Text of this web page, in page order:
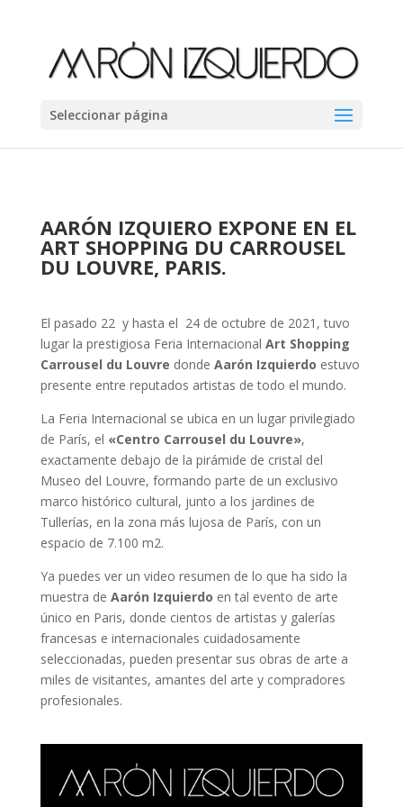
Seleccionar página
AARÓN IZQUIERO EXPONE EN EL
ART SHOPPING DU CARROUSEL
DU LOUVRE, PARIS.
El pasado 22 y hasta el 24 de octubre de 2021, tuvo
lugar la prestigiosa Feria Internacional Art Shopping
Carrousel du Louvre donde Aarón Izquierdo estuvo
presente entre reputados artistas de todo el mundo.
La Feria Internacional se ubica en un lugar privilegiado
de París, el «Centro Carrousel du Louvre»,
exactamente debajo de la pirámide de cristal del
Museo del Louvre, formando parte de un exclusivo
marco histórico cultural, junto a los jardines de
Tullerías, en la zona más lujosa de París, con un
espacio de 7.100 m2.
Ya puedes ver un video resumen de lo que ha sido la
muestra de Aarón Izquierdo en tal evento de arte
único en Paris, donde cientos de artistas y galerías
francesas e internacionales cuidadosamente
seleccionadas, pueden presentar sus obras de arte a
miles de visitantes, amantes del arte y compradores
profesionales.